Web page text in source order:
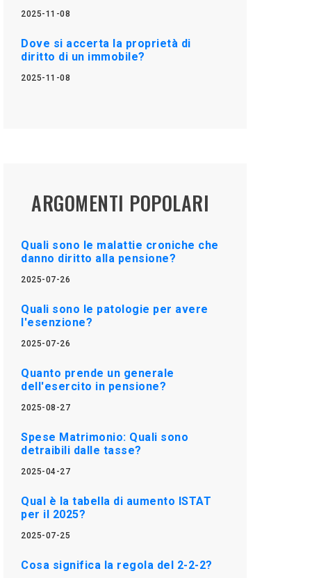
2025-11-08
Dove si accerta la proprietà di
diritto di un immobile?
2025-11-08
ARGOMENTI POPOLARI
Quali sono le malattie croniche che
danno diritto alla pensione?
2025-07-26
Quali sono le patologie per avere
l'esenzione?
2025-07-26
Quanto prende un generale
dell'esercito in pensione?
2025-08-27
Spese Matrimonio: Quali sono
detraibili dalle tasse?
2025-04-27
Qual è la tabella di aumento ISTAT
per il 2025?
2025-07-25
Cosa significa la regola del 2-2-2?